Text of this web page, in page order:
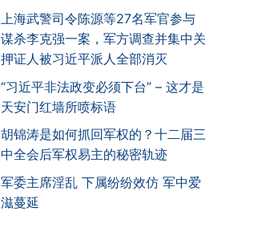
上海武警司令陈源等27名军官参与
谋杀李克强一案，军方调查并集中关
押证人被习近平派人全部消灭
“习近平非法政变必须下台” – 这才是
天安门红墙所喷标语
胡锦涛是如何抓回军权的？十二届三
中全会后军权易主的秘密轨迹
军委主席淫乱 下属纷纷效仿 军中爱
滋蔓延